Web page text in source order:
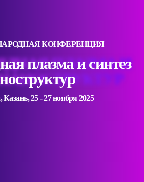
КОНФЕРЕНЦИЯ
плазма и синтез
Казань, 25 - 27 ноября 2025